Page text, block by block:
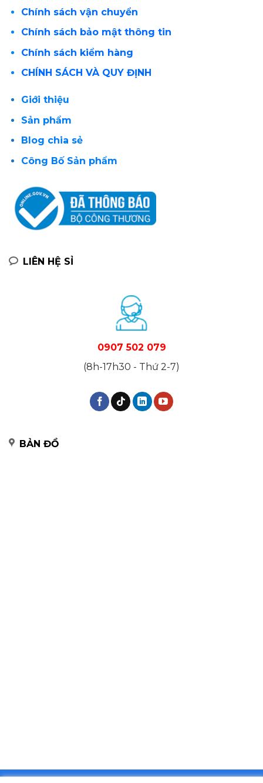
Chính sách vận chuyển
Chính sách bảo mật thông tin
Chính sách kiểm hàng
CHÍNH SÁCH VÀ QUY ĐỊNH
Giới thiệu
Sản phẩm
Blog chia sẻ
Công Bố Sản phẩm
LIÊN HỆ SỈ
0907 502 079
(8h-17h30 - Thứ 2-7)
BẢN ĐỒ